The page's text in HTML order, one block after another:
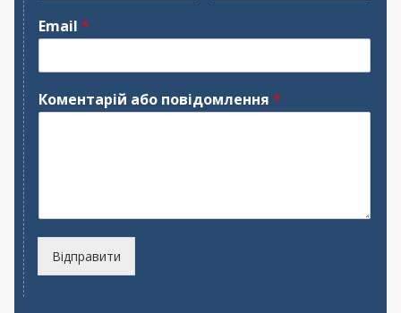
м
'
и
е
Email *
Коментарій або повідомлення *
Відправити